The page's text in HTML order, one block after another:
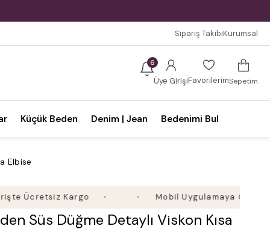
Sipariş TakibiKurumsal
6
Üye GirişiFavorilerimSepetim
Küçük Beden Denim | Jean Bedenimi Bul
Elbise
Kargo Mobil Uygulamaya Özel Ek %5
Süs Düğme Detaylı Viskon Kısa